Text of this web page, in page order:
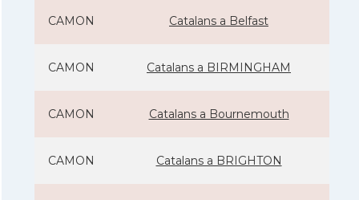
CAMON Catalans a Belfast
CAMON Catalans a BIRMINGHAM
CAMON Catalans a Bournemouth
CAMON Catalans a BRIGHTON